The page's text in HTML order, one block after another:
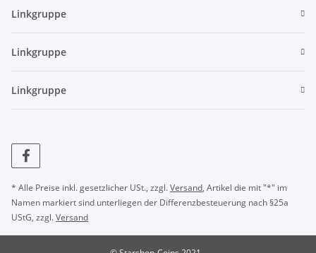
Linkgruppe
Linkgruppe
Linkgruppe
* Alle Preise inkl. gesetzlicher USt., zzgl.Versand, Artikel die mit "*" im
Namen markiert sind unterliegen der Differenzbesteuerung nach §25a
UStG, zzgl.Versand